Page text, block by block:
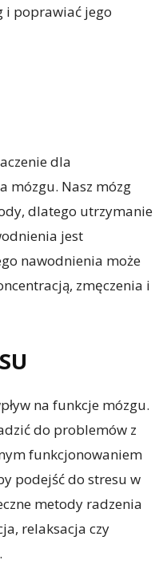
i poprawiać jego
dla
mózgu. Nasz mózg
dlatego utrzymanie
jest
nawodnienia może
zmęczenia i
na funkcje mózgu.
do problemów z
funkcjonowaniem
podejść do stresu w
metody radzenia
relaksacja czy